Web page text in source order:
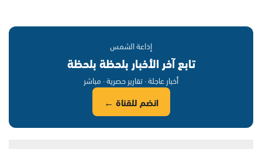
إذاعة الشمس
تابع آخر الأخبار بلحظة بلحظة
أخبار عاجلة · تقارير حصرية · مباشر
انضم للقناة ←